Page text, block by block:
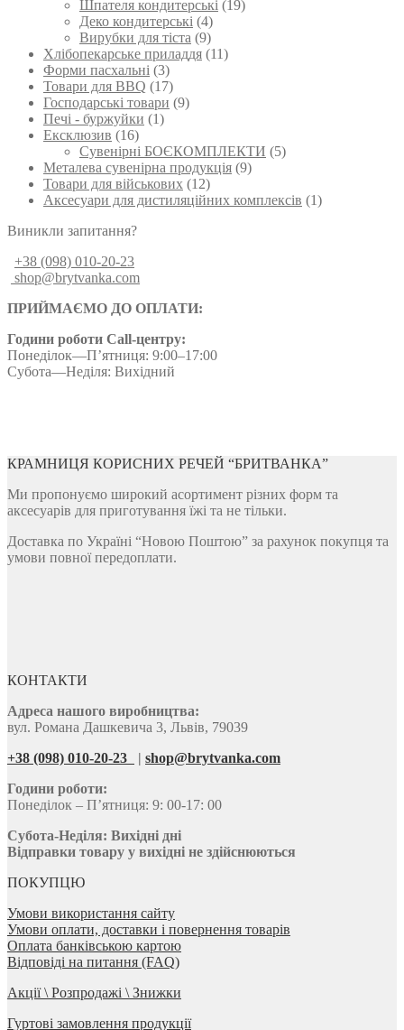
Шпателя кондитерські (19)
Деко кондитерські (4)
Вирубки для тіста (9)
Хлібопекарське приладдя (11)
Форми пасхальні (3)
Товари для BBQ (17)
Господарські товари (9)
Печі - буржуйки (1)
Ексклюзив (16)
Сувенірні БОЄКОМПЛЕКТИ (5)
Металева сувенірна продукція (9)
Товари для військових (12)
Аксесуари для дистиляційних комплексів (1)
Виникли запитання?
+38 (098) 010-20-23
shop@brytvanka.com
ПРИЙМАЄМО ДО ОПЛАТИ:
Години роботи Call-центру:
Понеділок—П’ятниця: 9:00–17:00
Субота—Неділя: Вихідний
КРАМНИЦЯ КОРИСНИХ РЕЧЕЙ “БРИТВАНКА”
Ми пропонуємо широкий асортимент різних форм та
аксесуарів для приготування їжі та не тільки.
Доставка по Україні “Новою Поштою” за рахунок покупця та
умови повної передоплати.
КОНТАКТИ
Адреса нашого виробництва:
вул. Романа Дашкевича 3, Львів, 79039
+38 (098) 010-20-23
| shop@brytvanka.com
Години роботи:
Понеділок – П’ятниця: 9: 00-17: 00
Субота-Неділя: Вихідні дні
Відправки товару у вихідні не здійснюються
ПОКУПЦЮ
Умови використання сайту
Умови оплати, доставки і повернення товарів
Оплата банківською картою
Відповіді на питання (FAQ)
Акції \ Розпродажі \ Знижки
Гуртові замовлення продукції